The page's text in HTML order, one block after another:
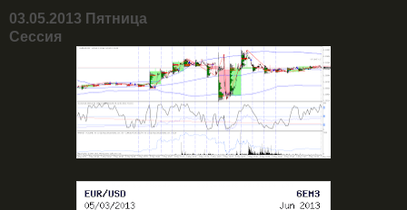
03.05.2013 Пятница
Сессия